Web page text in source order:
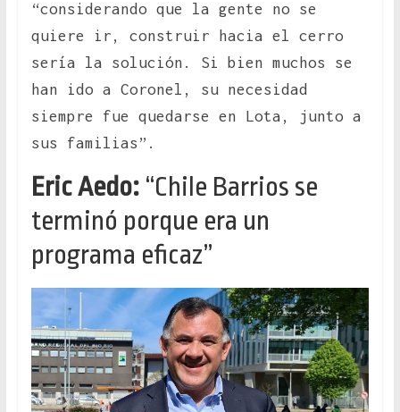
“considerando que la gente no se
quiere ir, construir hacia el cerro
sería la solución. Si bien muchos se
han ido a Coronel, su necesidad
siempre fue quedarse en Lota, junto a
sus familias”.
Eric Aedo: “Chile Barrios se
terminó porque era un
programa eficaz”